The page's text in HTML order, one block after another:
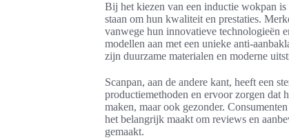
Bij het kiezen van een inductie wokpan
staan om hun kwaliteit en prestaties.
vanwege hun innovatieve technologieën
modellen aan met een unieke anti-
zijn duurzame materialen en moderne
Scanpan, aan de andere kant, heeft een
productiemethoden en ervoor zorgen dat
maken, maar ook gezonder.
het belangrijk maakt om reviews en
gemaakt.